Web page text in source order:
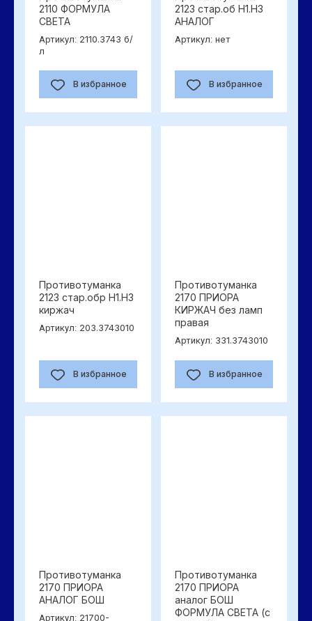
2110 ФОРМУЛА
СВЕТА
Артикул: 2110.3743 б/
л
В избранное
2123 стар.об Н1.Н3
АНАЛОГ
Артикул: нет
В избранное
Противотуманка
2123 стар.обр Н1.Н3
киржач
Артикул: 203.3743010
В избранное
Противотуманка
2170 ПРИОРА
КИРЖАЧ без ламп
правая
Артикул: 331.3743010
В избранное
Противотуманка
2170 ПРИОРА
АНАЛОГ БОШ
Артикул: 21700-
Противотуманка
2170 ПРИОРА
аналог БОШ
ФОРМУЛА СВЕТА (с